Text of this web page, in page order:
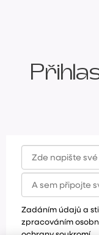
Zadáním údajů a
zpracováním